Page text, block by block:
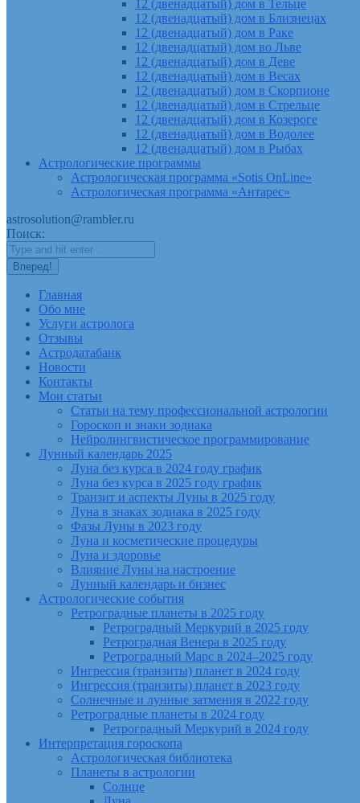
12 (двенадцатый) дом в Тельце
12 (двенадцатый) дом в Близнецах
12 (двенадцатый) дом в Раке
12 (двенадцатый) дом во Льве
12 (двенадцатый) дом в Деве
12 (двенадцатый) дом в Весах
12 (двенадцатый) дом в Скорпионе
12 (двенадцатый) дом в Стрельце
12 (двенадцатый) дом в Козероге
12 (двенадцатый) дом в Водолее
12 (двенадцатый) дом в Рыбах
Астрологические программы
Астрологическая программа «Sotis OnLine»
Астрологическая программа «Антарес»
astrosolution@rambler.ru
Поиск:
Главная
Обо мне
Услуги астролога
Отзывы
Астродатабанк
Новости
Контакты
Мои статьи
Статьи на тему профессиональной астрологии
Гороскоп и знаки зодиака
Нейролингвистическое программирование
Лунный календарь 2025
Луна без курса в 2024 году график
Луна без курса в 2025 году график
Транзит и аспекты Луны в 2025 году
Луна в знаках зодиака в 2025 году
Фазы Луны в 2023 году
Луна и косметические процедуры
Луна и здоровье
Влияние Луны на настроение
Лунный календарь и бизнес
Астрологические события
Ретроградные планеты в 2025 году
Ретроградный Меркурий в 2025 году
Ретроградная Венера в 2025 году
Ретроградный Марс в 2024–2025 году
Ингрессия (транзиты) планет в 2024 году
Ингрессия (транзиты) планет в 2023 году
Солнечные и лунные затмения в 2022 году
Ретроградные планеты в 2024 году
Ретроградный Меркурий в 2024 году
Интерпретация гороскопа
Астрологическая библиотека
Планеты в астрологии
Солнце